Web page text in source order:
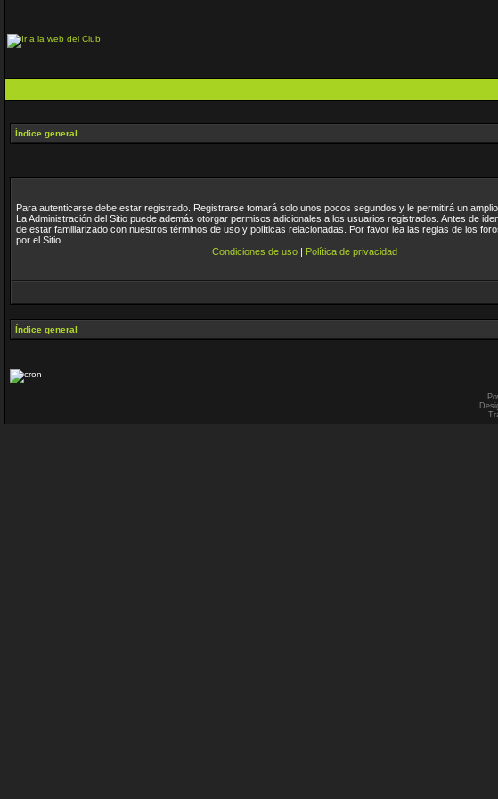
Índice general
Para autenticarse debe estar registrado. Registrarse tomará solo unos pocos segundos y le permitirá un
La Administración del Sitio puede además otorgar permisos adicionales a los usuarios registrados. Antes de
de estar familiarizado con nuestros términos de uso y políticas relacionadas. Por favor lea las reglas de los
por el Sitio.
Condiciones de uso | Política de privacidad
Índice general